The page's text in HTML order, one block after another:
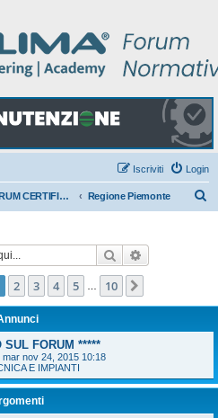
Login
Iscriviti
FORUM CERTIFICAZIONE ENERGETICA DEGLI EDIFICI Regione Piemonte
Cerca
di 10
2 3 4 5 10
SUL FORUM *****
mar nov 24, 2015 10:18
E IMPIANTI